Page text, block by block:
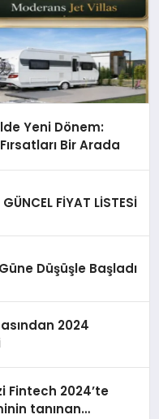
Yeni Dönem:
Bir Arada
FİYAT LİSTESİ
Düşüşle Başladı
2024
Fintech 2024’te
tanınan